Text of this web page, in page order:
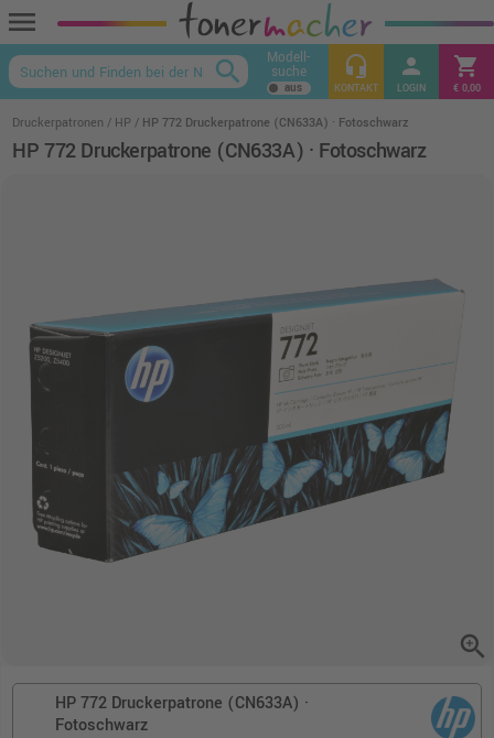
menu
keyboard_arrow_up
search Modell-
suche headset_mic
KONTAKT
person
LOGIN
shopping_cart
€ 0,00
Druckerpatronen HP HP 772 Druckerpatrone (CN633A) · Fotoschwarz
HP 772 Druckerpatrone (CN633A) · Fotoschwarz
zoom_in
HP 772 Druckerpatrone (CN633A) ·
Fotoschwarz